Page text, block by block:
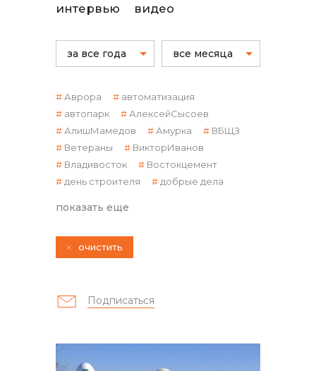
реализация неликвидов
интервью
видео
за все года все месяца
Аврора
автоматизация
автопарк
АлексейСысоев
АлишМамедов
Амурка
ВБЩЗ
Ветераны
ВикторИванов
Владивосток
Востокцемент
день строителя
добрые дела
показать еще
Подписаться
очистить